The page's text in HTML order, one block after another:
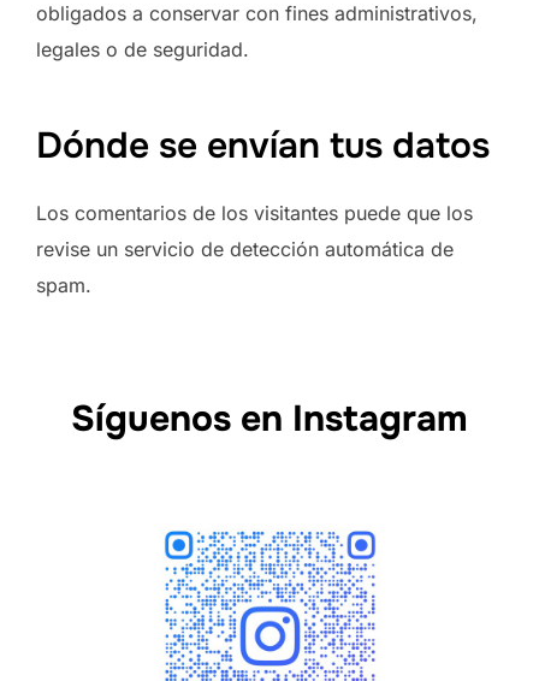
obligados a conservar con fines administrativos,
legales o de seguridad.
Dónde se envían tus datos
Los comentarios de los visitantes puede que los
revise un servicio de detección automática de
spam.
Síguenos en Instagram